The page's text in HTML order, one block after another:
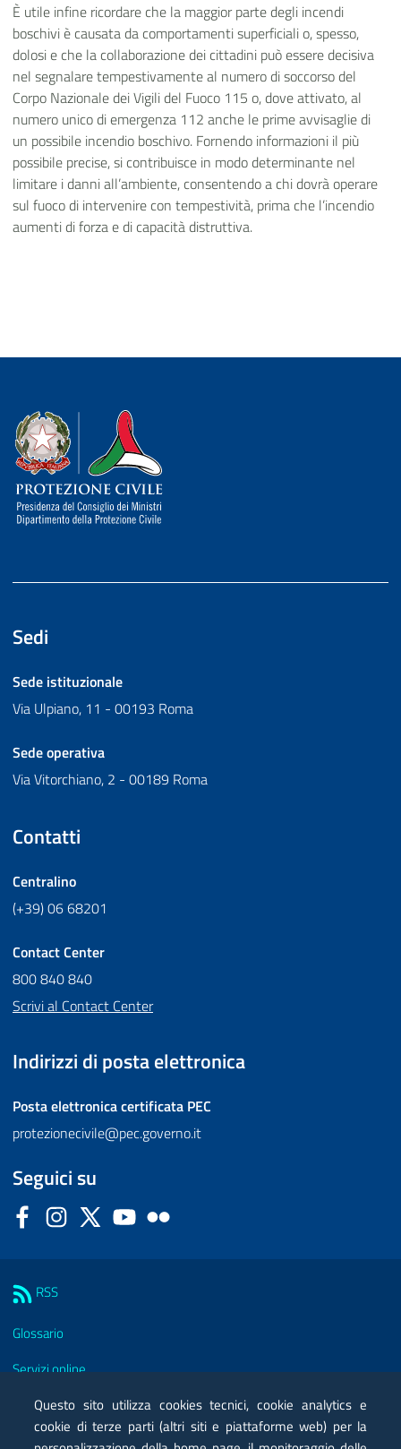
È utile infine ricordare che la maggior parte degli incendi
boschivi è causata da comportamenti superficiali o, spesso,
dolosi e che la collaborazione dei cittadini può essere decisiva
nel segnalare tempestivamente al numero di soccorso del
Corpo Nazionale dei Vigili del Fuoco 115 o, dove attivato, al
numero unico di emergenza 112 anche le prime avvisaglie di
un possibile incendio boschivo. Fornendo informazioni il più
possibile precise, si contribuisce in modo determinante nel
limitare i danni all’ambiente, consentendo a chi dovrà operare
sul fuoco di intervenire con tempestività, prima che l’incendio
aumenti di forza e di capacità distruttiva.
Dipartimento della Protezione Civile
Sedi
Sede istituzionale
Via Ulpiano, 11 - 00193 Roma
Sede operativa
Via Vitorchiano, 2 - 00189 Roma
Contatti
Centralino
(+39) 06 68201
Contact Center
800 840 840
Scrivi al Contact Center
Indirizzi di posta elettronica
Posta elettronica certificata PEC
protezionecivile@pec.governo.it
Seguici su
FacebookInstagram
Twitter YouTube
RSS
Glossario
Servizi online
Moduli
Posta elettronica certificata PEC
Questo sito utilizza cookies tecnici, cookie analytics e
cookie di terze parti (altri siti e piattaforme web) per la